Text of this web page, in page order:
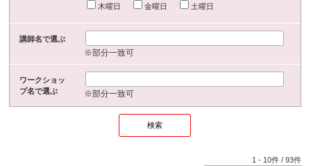
木曜日
金曜日 土曜日
講師名で選ぶ
※部分一致可
ワークショッ
プ名で選ぶ
※部分一致可
1 - 10件 /93件